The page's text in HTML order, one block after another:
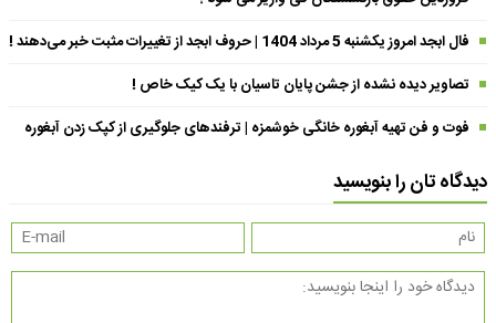
فال ابجد امروز یکشنبه 5 مرداد 1404 | حروف ابجد از تغییرات مثبت خبر می‌دهند !
تصاویر دیده نشده از جشن پایان تاسیان با یک کیک خاص !
فوت و فن تهیه آبغوره خانگی خوشمزه | ترفندهای جلوگیری از کپک زدن آبغوره
دیدگاه تان را بنویسید